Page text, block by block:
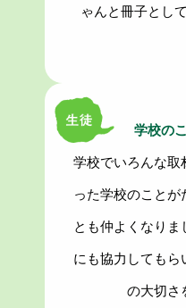
ゃんと冊子とし
学校の
学校でいろんな
った学校のこと
とも仲よくなり
にも協力しても
の大切さ